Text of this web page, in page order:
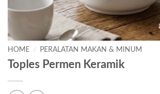
HOME / PERALATAN MAKAN & MINUM
Toples Permen Keramik